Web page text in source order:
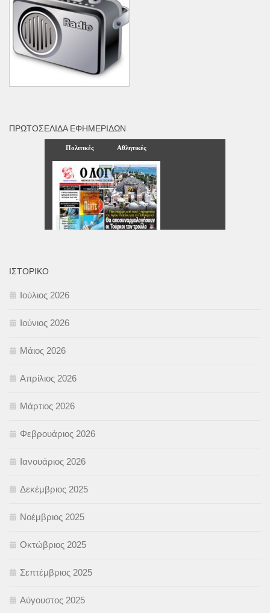
ΠΡΩΤΟΣΈΛΙΔΑ ΕΦΗΜΕΡΊΔΩΝ
ΙΣΤΟΡΙΚΌ
Ιούλιος 2026
Ιούνιος 2026
Μάιος 2026
Απρίλιος 2026
Μάρτιος 2026
Φεβρουάριος 2026
Ιανουάριος 2026
Δεκέμβριος 2025
Νοέμβριος 2025
Οκτώβριος 2025
Σεπτέμβριος 2025
Αύγουστος 2025